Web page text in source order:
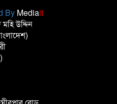
By Mediait
মহি উদ্দিন